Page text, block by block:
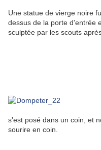
Une statue de vierge noire
dessus de la porte d'entrée
sculptée par les scouts
s'est posé dans un coin, et
sourire en coin.